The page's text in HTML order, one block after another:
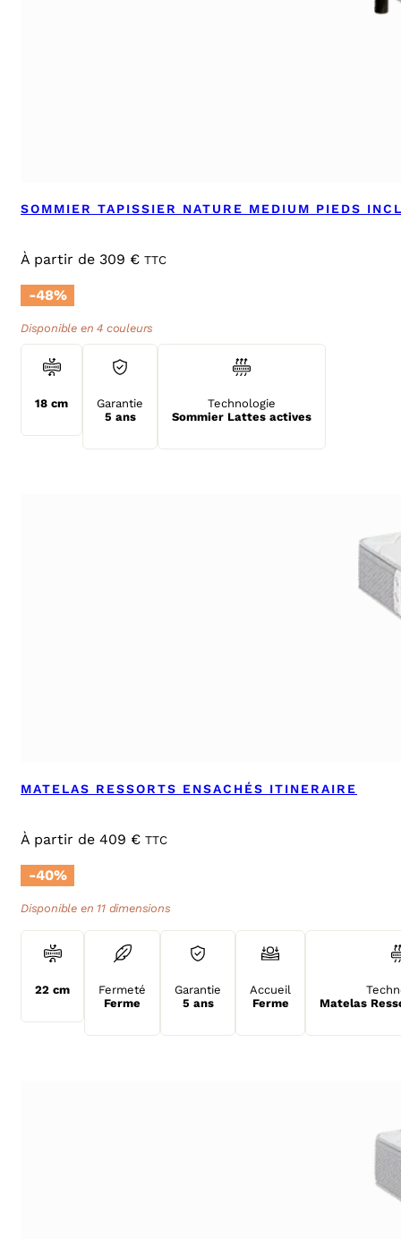
SOMMIER TAPISSIER NATURE MEDIUM PIEDS
À partir de 309 € TTC
-48%
Disponible en 4 couleurs
18 cm
Garantie
5 ans
Technologie
Sommier Lattes actives
MATELAS RESSORTS ENSACHÉS ITINERAIRE
À partir de 409 € TTC
-40%
Disponible en 11 dimensions
22 cm
Fermeté
Ferme
Garantie
5 ans
Accueil
Ferme
Matelas